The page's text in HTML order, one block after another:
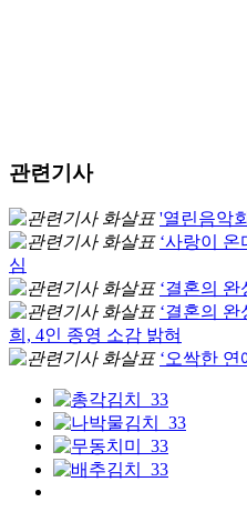
관련기사
'열린음악
‘사랑이 온
심
‘결혼의 완
‘결혼의
희, 4인 종영 소감 밝혀
‘오싹한